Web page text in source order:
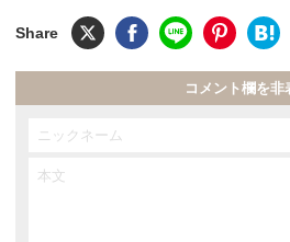
コメント欄を非